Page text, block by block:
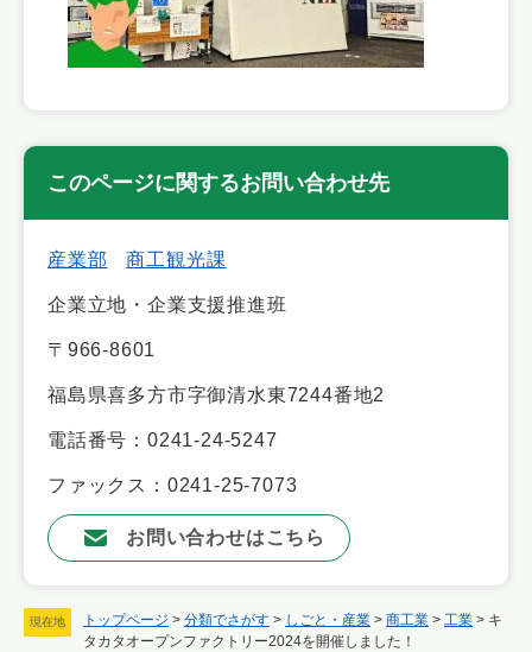
現在地 トップページ > 分類でさがす > しごと・産業 > 商工業 > 工業 > キ
タカタオープンファクトリー2024を開催しました！
このページに関するお問い合わせ先
産業部 商工観光課
企業立地・企業支援推進班
〒966-8601
福島県喜多方市字御清水東7244番地2
電話番号：0241-24-5247
ファックス：0241-25-7073
お問い合わせはこちら